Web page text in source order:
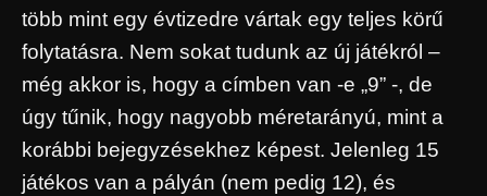
több mint egy évtizedre vártak egy teljes körű
folytatásra. Nem sokat tudunk az új játékról –
még akkor is, hogy a címben van -e „9” -, de
úgy tűnik, hogy nagyobb méretarányú, mint a
korábbi bejegyzésekhez képest. Jelenleg 15
játékos van a pályán (nem pedig 12), és